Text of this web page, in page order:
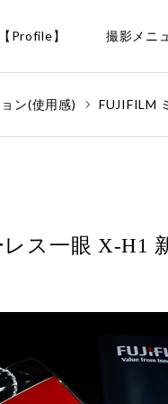
【Profile】 撮影メニ
ン(使用感) FUJIFILM
ス一眼 X-H1